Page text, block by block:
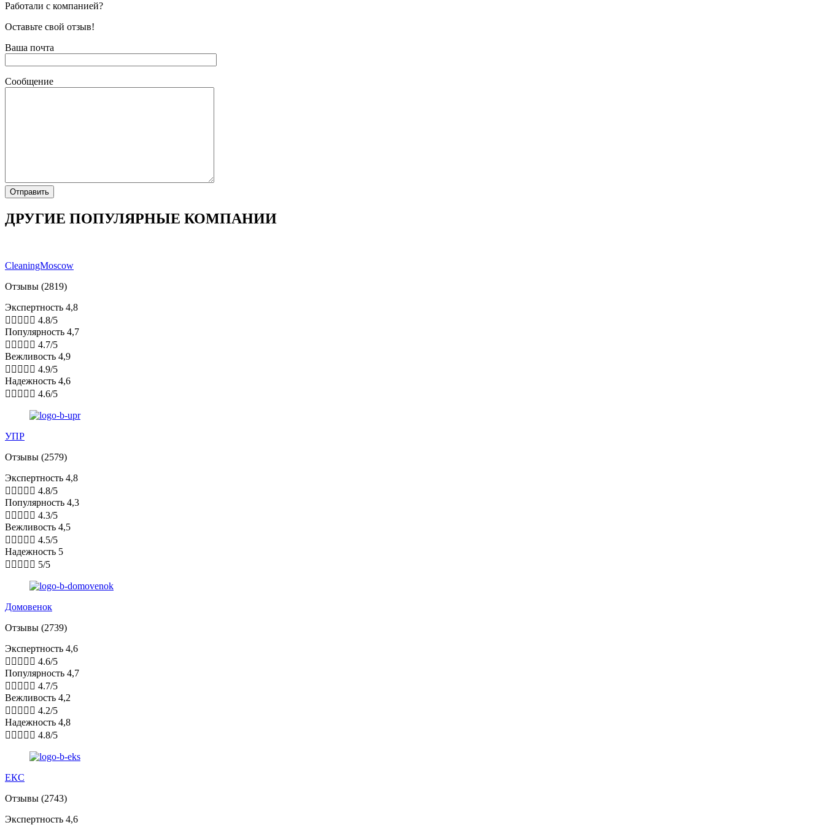
Работали с компанией?
Оставьте свой отзыв!
Ваша почта
Сообщение
ДРУГИЕ ПОПУЛЯРНЫЕ КОМПАНИИ
CleaningMoscow
Отзывы (2819)
Экспертность 4,8
     4.8/5
Популярность 4,7
     4.7/5
Вежливость 4,9
     4.9/5
Надежность 4,6
     4.6/5
УПР
Отзывы (2579)
Экспертность 4,8
     4.8/5
Популярность 4,3
     4.3/5
Вежливость 4,5
     4.5/5
Надежность 5
     5/5
Домовенок
Отзывы (2739)
Экспертность 4,6
     4.6/5
Популярность 4,7
     4.7/5
Вежливость 4,2
     4.2/5
Надежность 4,8
     4.8/5
ЕКС
Отзывы (2743)
Экспертность 4,6